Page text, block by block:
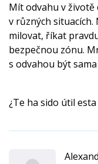
Mít odvahu v
v různých
milovat, říkat
bezpečnou zónu.
s odvahou být
¿Te ha sido útil